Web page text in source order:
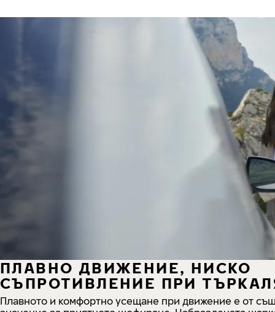
ПЛАВНО ДВИЖЕНИЕ, НИСКО
СЪПРОТИВЛЕНИЕ ПРИ
Плавното и комфортно усещане при движение е от